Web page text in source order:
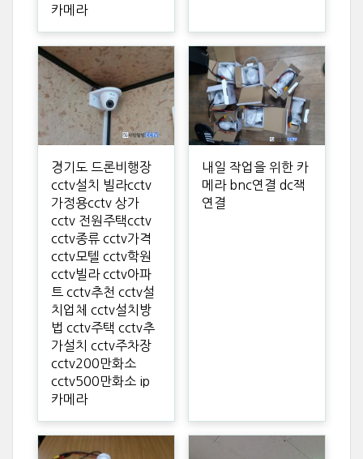
카메라
경기도 드론비행장
cctv설치 빌라cctv
가정용cctv 상가
cctv 전원주택cctv
cctv종류 cctv가격
cctv모텔 cctv학원
cctv빌라 cctv아파
트 cctv추천 cctv설
치업체 cctv설치방
법 cctv주택 cctv추
가설치 cctv주차장
cctv200만화소
cctv500만화소 ip
카메라
내일 작업을 위한 카
메라 bnc연결 dc잭
연결